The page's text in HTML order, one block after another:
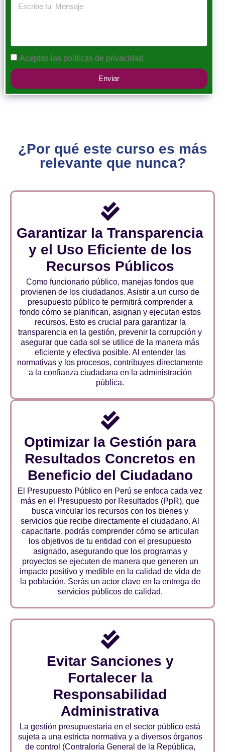
Aceptas las políticas de privacidad
Enviar
¿Por qué este curso es más
relevante que nunca?
Garantizar la Transparencia
y el Uso Eficiente de los
Recursos Públicos
Como funcionario público, manejas fondos que
provienen de los ciudadanos. Asistir a un curso de
presupuesto público te permitirá comprender a
fondo cómo se planifican, asignan y ejecutan estos
recursos. Esto es crucial para garantizar la
transparencia en la gestión, prevenir la corrupción y
asegurar que cada sol se utilice de la manera más
eficiente y efectiva posible. Al entender las
normativas y los procesos, contribuyes directamente
a la confianza ciudadana en la administración
pública.
Optimizar la Gestión para
Resultados Concretos en
Beneficio del Ciudadano
El Presupuesto Público en Perú se enfoca cada vez
más en el Presupuesto por Resultados (PpR), que
busca vincular los recursos con los bienes y
servicios que recibe directamente el ciudadano. Al
capacitarte, podrás comprender cómo se articulan
los objetivos de tu entidad con el presupuesto
asignado, asegurando que los programas y
proyectos se ejecuten de manera que generen un
impacto positivo y medible en la calidad de vida de
la población. Serás un actor clave en la entrega de
servicios públicos de calidad.
Evitar Sanciones y
Fortalecer la
Responsabilidad
Administrativa
La gestión presupuestaria en el sector público está
sujeta a una estricta normativa y a diversos órganos
de control (Contraloría General de la República,